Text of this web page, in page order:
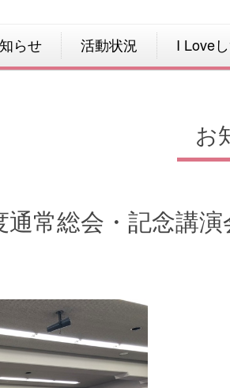
らせ 活動状況 I Love
お
通常総会・記念講演